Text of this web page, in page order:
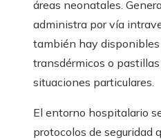
áreas neonatales.
administra por vía
también hay
transdérmicos o
situaciones particulares.
El entorno hospitalario
protocolos de seguridad